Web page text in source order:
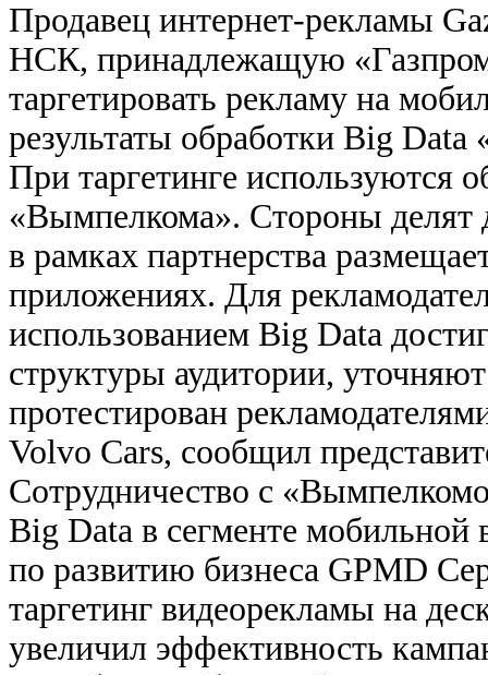
Продавец интернет-рекламы
НСК, принадлежащую
таргетировать рекламу на
результаты обработки Big
При таргетинге используются
«Вымпелкома». Стороны делят
в рамках партнерства
приложениях. Для
использованием Big Data
структуры аудитории,
протестирован
Volvo Cars, сообщил
Сотрудничество с
Big Data в сегменте мобильной
по развитию бизнеса GPMD
таргетинг видеорекламы на
увеличил эффективность